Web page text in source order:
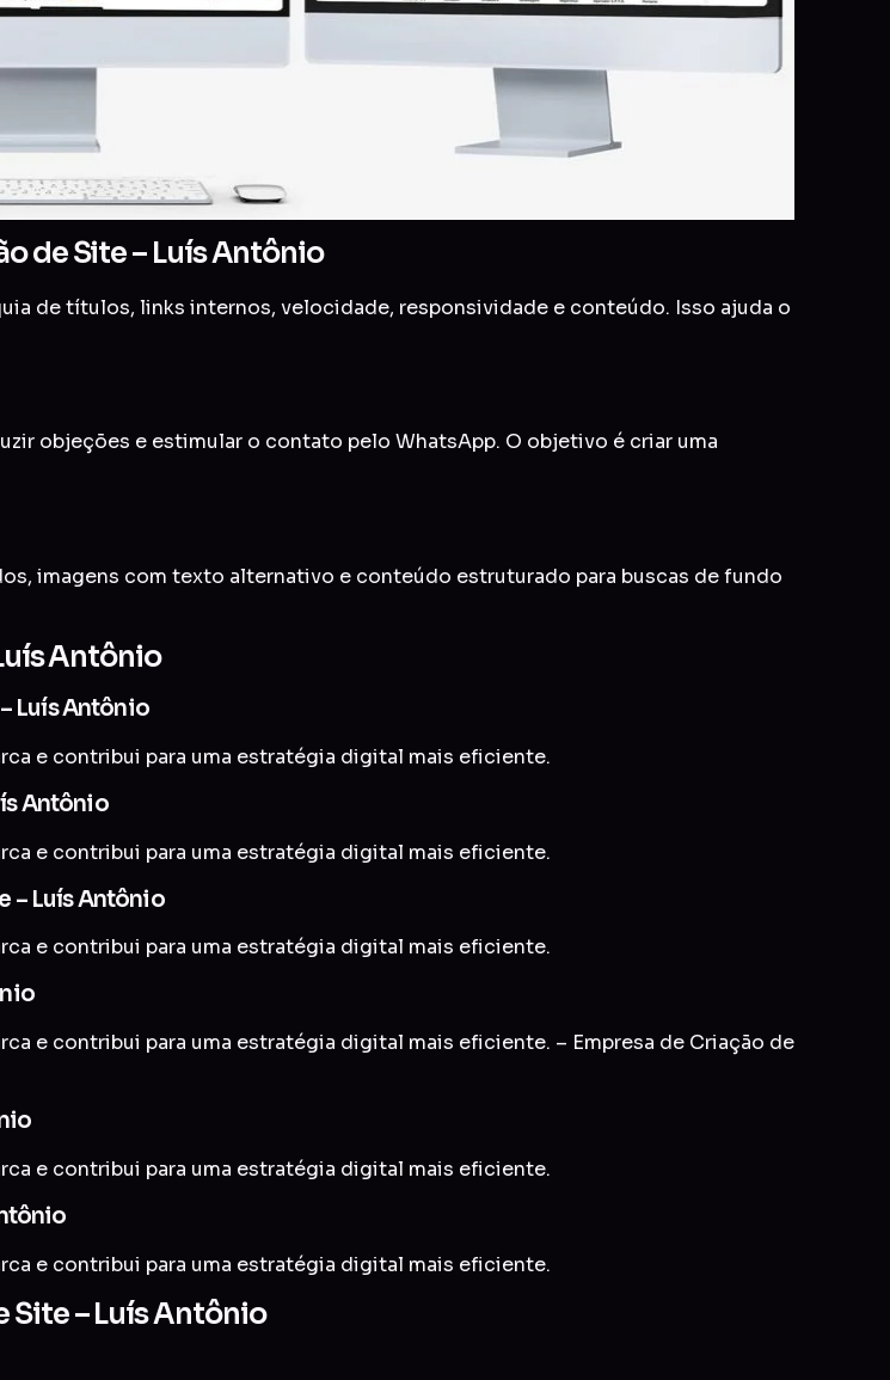
de Site – Luís Antônio
de títulos, links internos, velocidade, responsividade e conteúdo. Isso ajuda o
objeções e estimular o contato pelo WhatsApp. O objetivo é criar uma
imagens com texto alternativo e conteúdo estruturado para buscas de fundo
Antônio
Luís Antônio
e contribui para uma estratégia digital mais eficiente.
Antônio
e contribui para uma estratégia digital mais eficiente.
– Luís Antônio
e contribui para uma estratégia digital mais eficiente.
e contribui para uma estratégia digital mais eficiente. – Empresa de Criação de
e contribui para uma estratégia digital mais eficiente.
e contribui para uma estratégia digital mais eficiente.
Site – Luís Antônio